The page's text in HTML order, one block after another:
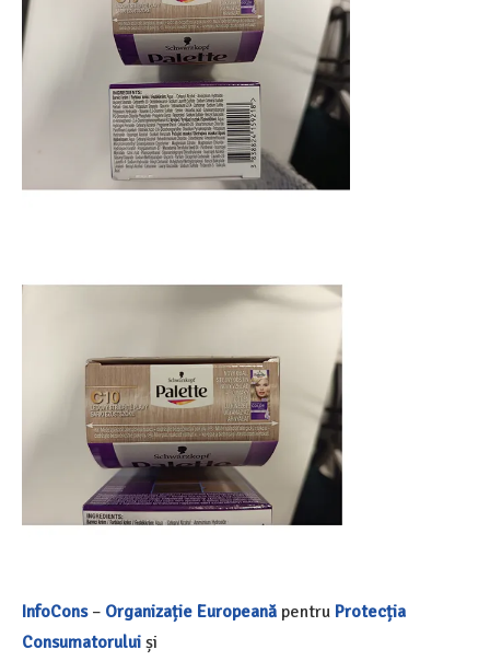
InfoCons – Organizație Europeană pentru Protecția
Consumatorului și